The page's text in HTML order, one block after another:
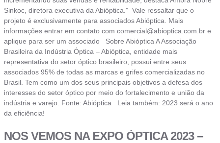
Sinkoc, diretora executiva da Abióptica.” Vale ressaltar que o
projeto é exclusivamente para associados Abióptica. Mais
informações entrar em contato com comercial@abioptica.com.br e
aplique para ser um associado Sobre Abióptica A Associação
Brasileira da Indústria Óptica – Abióptica, entidade mais
representativa do setor óptico brasileiro, possui entre seus
associados 95% de todas as marcas e grifes comercializadas no
Brasil. Tem como um dos seus principais objetivos a defesa dos
interesses do setor óptico por meio do fortalecimento e união da
indústria e varejo. Fonte: Abióptica Leia também: 2023 será o ano
da eficiência!
NOS VEMOS NA EXPO ÓPTICA 2023 –